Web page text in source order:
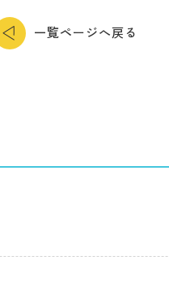
一覧ページへ戻る